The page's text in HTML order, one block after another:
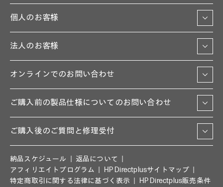
個人のお客様
法人のお客様
オンラインでのお問い合わせ
ご購入前の製品仕様についてのお問い合わせ
ご購入後のご質問と修理受付
納品スケジュール
返品について
アフィリエイトプログラム
HP Directplusサイトマップ
特定商取引に関する法律に基づく表示
HP Directplus販売条件